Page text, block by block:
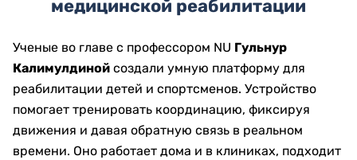
медицинской реабилитации
Ученые во главе с профессором NU Гульнур
Калимулдиной создали умную платформу для
реабилитации детей и спортсменов. Устройство
помогает тренировать координацию, фиксируя
движения и давая обратную связь в реальном
времени. Оно работает дома и в клиниках, подходит